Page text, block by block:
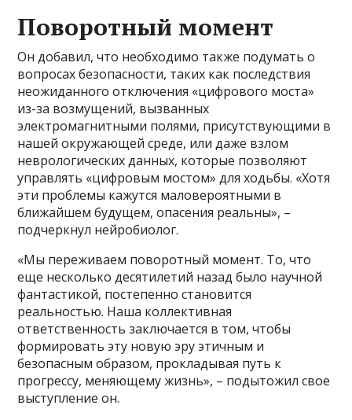
Поворотный момент
Он добавил, что необходимо также подумать о
вопросах безопасности, таких как последствия
неожиданного отключения «цифрового моста»
из-за возмущений, вызванных
электромагнитными полями, присутствующими в
нашей окружающей среде, или даже взлом
неврологических данных, которые позволяют
управлять «цифровым мостом» для ходьбы. «Хотя
эти проблемы кажутся маловероятными в
ближайшем будущем, опасения реальны», –
подчеркнул нейробиолог.
«Мы переживаем поворотный момент. То, что
еще несколько десятилетий назад было научной
фантастикой, постепенно становится
реальностью. Наша коллективная
ответственность заключается в том, чтобы
формировать эту новую эру этичным и
безопасным образом, прокладывая путь к
прогрессу, меняющему жизнь», – подытожил свое
выступление он.